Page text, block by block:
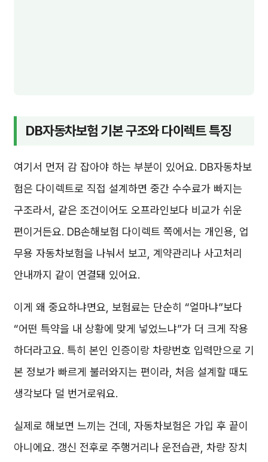
DB자동차보험 기본 구조와 다이렉트 특징
여기서 먼저 감 잡아야 하는 부분이 있어요. DB자동차보
험은 다이렉트로 직접 설계하면 중간 수수료가 빠지는
구조라서, 같은 조건이어도 오프라인보다 비교가 쉬운
편이거든요. DB손해보험 다이렉트 쪽에서는 개인용, 업
무용 자동차보험을 나눠서 보고, 계약관리나 사고처리
안내까지 같이 연결돼 있어요.
이게 왜 중요하냐면요, 보험료는 단순히 “얼마냐”보다
“어떤 특약을 내 상황에 맞게 넣었느냐”가 더 크게 작용
하더라고요. 특히 본인 인증이랑 차량번호 입력만으로 기
본 정보가 빠르게 불러와지는 편이라, 처음 설계할 때도
생각보다 덜 번거로워요.
실제로 해보면 느끼는 건데, 자동차보험은 가입 후 끝이
아니에요. 갱신 전후로 주행거리나 운전습관, 차량 장치